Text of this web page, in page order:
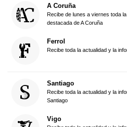
A Coruña
Recibe de lunes a viernes toda
destacada de A Coruña
Ferrol
Recibe toda la actualidad y la
Santiago
Recibe toda la actualidad y la
Santiago
Vigo